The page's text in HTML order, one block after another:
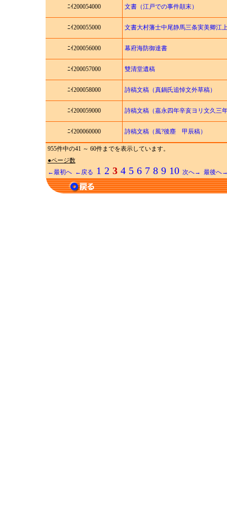
ﾆｲ200054000 文書（江戸での事件顛末）
ﾆｲ200055000 文書大村藩士中尾静馬三条実美卿江
ﾆｲ200056000 幕府海防御達書
ﾆｲ200057000 雙清堂遺稿
ﾆｲ200058000 詩稿文稿（真鍋氏追悼文外草稿）
ﾆｲ200059000 詩稿文稿（嘉永四年辛亥ヨリ文久三
ﾆｲ200060000 詩稿文稿（風?後塵 甲辰稿）
955件中の41 ～ 60件までを表示しています。
●ページ数
←最初へ
←戻る 1 2 3 4 5 6 7 8 9 10 次へ→ 最後へ